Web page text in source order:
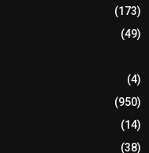
(173)
(49)
(4)
(950)
(14)
(38)